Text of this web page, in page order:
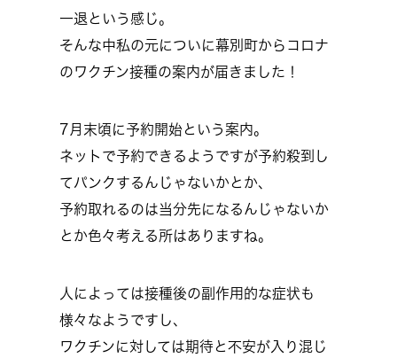
一退という感じ。
そんな中私の元についに幕別町からコロナ
のワクチン接種の案内が届きました！
7月末頃に予約開始という案内。
ネットで予約できるようですが予約殺到し
てパンクするんじゃないかとか、
予約取れるのは当分先になるんじゃないか
とか色々考える所はありますね。
人によっては接種後の副作用的な症状も
様々なようですし、
ワクチンに対しては期待と不安が入り混じ